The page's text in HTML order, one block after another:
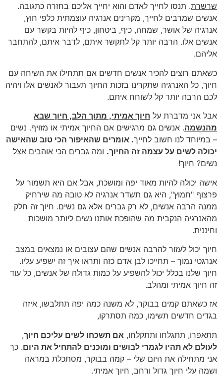
שרשרת. תנסו לחייך לאדם והוא יחייך אליכם בחזרה כתגובה.
אנשים שמרבים לחייך, מקרינים אנרגיה עוצמתית כלפי חוץ,
אנרגיה של אושר, שמחה, כיף, ביטחון, כיף להיות בקשר עם
אנשים אלו. הרבה יותר קל לתקשר איתם, לדבר איתם, להתחבר
אליהם.
כשאתם רוצים להכיר אנשים חדשים אם תתחילו את השיחה עם
חיוך, כל האנרגיה שתקרינו בזכות החיוך תעבור לאנשים אלו ויהיה
לכם הרבה יותר קל לשוחח איתם.
אבל אני מדברת על חיוך אמיתי, מתוך הלב, חיוך שבא
מהנשמה. אנשים גם מרגישים אם החיוך אמיתי או מזויף. נשים
– במיוחד לנו חשוב לחייך. אומרים שהאיפור הכי טוב שהאישה
יכולה לשים על עצמה זה החיוך. ומה גברים הכי אוהבים אצל
נשים? חיוך!
אישה יכולה להיות מאוד יפה ומושכת, אבל אם היא תשמור על
פרצוף "חמוץ", היא גם תשדר אנרגיה לא טובה מה שירחיק
ממנה הרבה אנשים, לא רק גברים אלא גם נשים. חיוך זה חלק
מהאנרגיה הנקבית מה שהופכת אותנו נשים ליותר מושכות
וחיננית.
חיוך יכול לעזור להרבה אנשים שהם עצובים או נמצאים במצב
אנרגטי נמוך – תחייכו לבן אדם כזה ותראו איך זה ישפיע עליו.
חיוך שלנו בכלל יכול להשפיע על כמות גדולה של אנשים, כל עוד
זה חיוך אמיתי ומהלב.
אז כשאתם קמים בבוקר, לא משנה כמה יפה תתלבשו, איזה
בגדים חדשים תשימו, כמה תסתרקו,
תתאפרו, תתגלחו ותתקלחו, אם תשכחו לשים עליכם חיוך,
לעולם לא תהיו לגמרי לבושים ומוכנים להתחיל את היום. כך
אני מתחילה את היום שלי – קמה בבוקר, מסתכלת במראה
ושמה עלי חיוך גדול ורחב, חיוך אמיתי.